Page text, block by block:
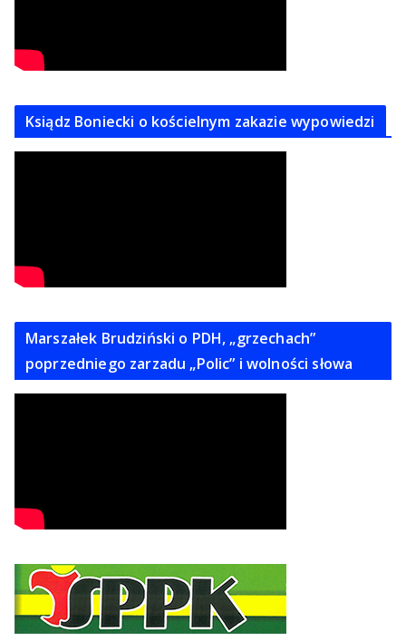
Ksiądz Boniecki o kościelnym zakazie wypowiedzi
Marszałek Brudziński o PDH, „grzechach”
poprzedniego zarzadu „Polic” i wolności słowa